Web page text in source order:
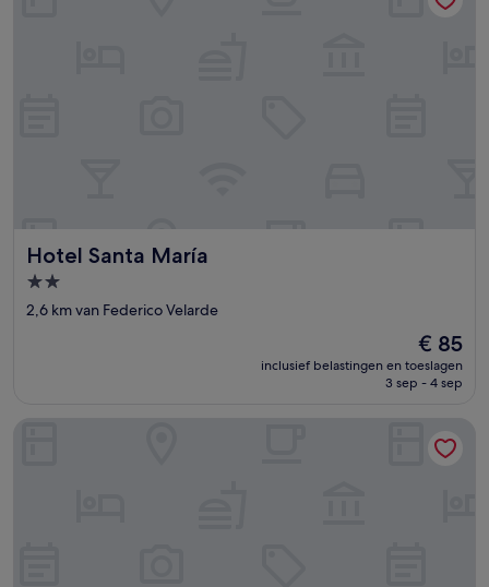
Hotel Santa María
Hotel Santa María
2.0-
sterrenaccommodatie
2,6 km van Federico Velarde
De
prijs
is
€ 85
inclusief belastingen en toeslagen
3 sep - 4 sep